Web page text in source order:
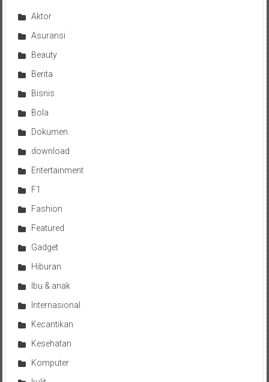
Aktor
Asuransi
Beauty
Berita
Bisnis
Bola
Dokumen
download
Entertainment
F1
Fashion
Featured
Gadget
Hiburan
Ibu & anak
Internasional
Kecantikan
Kesehatan
Komputer